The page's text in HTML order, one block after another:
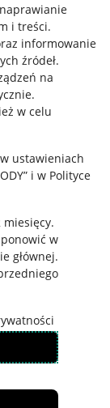
i treści.
informowanie
źródeł.
na
.
w celu
ustawieniach
i w Polityce
w
głównej.